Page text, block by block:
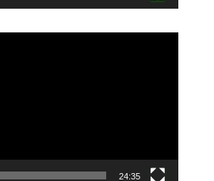
24:35